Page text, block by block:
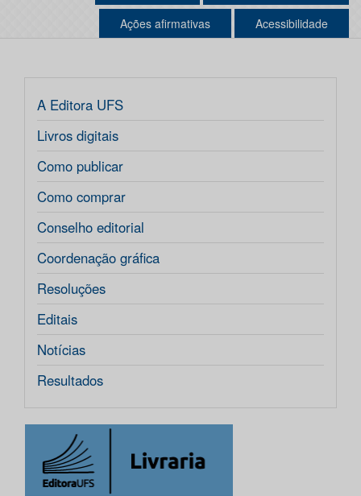
Ações afirmativas Acessibilidade
A Editora UFS
Livros digitais
Como publicar
Como comprar
Conselho editorial
Coordenação gráfica
Resoluções
Editais
Notícias
Resultados